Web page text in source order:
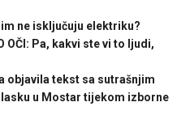
im ne isključuju elektriku?
OČI: Pa, kakvi ste vi to ljudi,
objavila tekst sa sutrašnjim
u Mostar tijekom izborne